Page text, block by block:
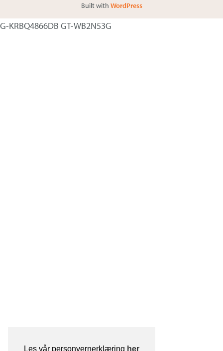
Les vår personvernerklæring her
Built with WordPress
G-KRBQ4866DB GT-WB2N53G